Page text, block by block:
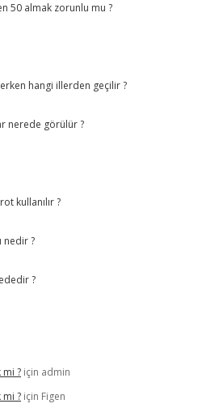
50 almak zorunlu mu ?
hangi illerden geçilir ?
nerede görülür ?
kullanılır ?
nedir ?
?
? için admin
? için Figen